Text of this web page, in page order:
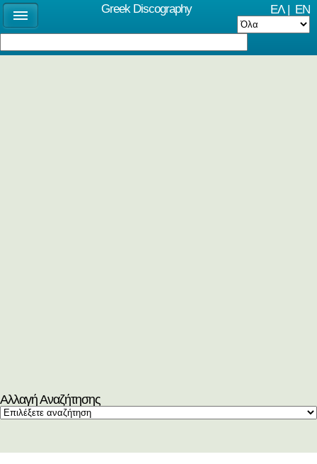
ΕΛ| EN
Αλλαγή Αναζήτησης
Greek Discography